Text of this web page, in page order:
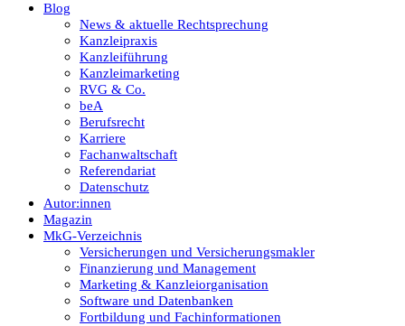
Blog
News & aktuelle Rechtsprechung
Kanzleipraxis
Kanzleiführung
Kanzleimarketing
RVG & Co.
beA
Berufsrecht
Karriere
Fachanwaltschaft
Referendariat
Datenschutz
Autor:innen
Magazin
MkG-Verzeichnis
Versicherungen und Versicherungsmakler
Finanzierung und Management
Marketing & Kanzleiorganisation
Software und Datenbanken
Fortbildung und Fachinformationen